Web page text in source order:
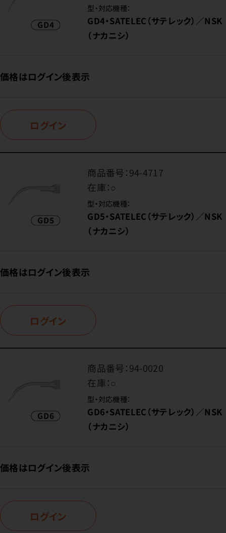
型・対応機種：
GD4・SATELEC（サテレック）／NSK
（ナカニシ）
価格はログイン後表示
ログイン
商品番号：94-4717
在庫：○
型・対応機種：
GD5・SATELEC（サテレック）／NSK
（ナカニシ）
価格はログイン後表示
ログイン
商品番号：94-0020
在庫：○
型・対応機種：
GD6・SATELEC（サテレック）／NSK
（ナカニシ）
価格はログイン後表示
ログイン